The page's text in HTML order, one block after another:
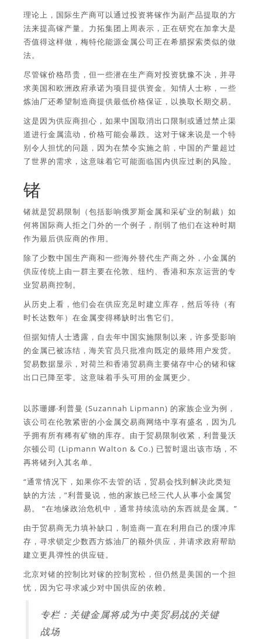
理论上，国际生产商可以通过投资将镓作为副产品提取的方
法来提高镓产量。力拓集团上周表示，正在研究在加拿大是
否值得这样做，梅特伦能源金属公司正在希腊探索类似的做
法。
尽管镓价格昂贵，但一些潜在生产商对投资犹豫不决，并寻
求美国和欧洲政府承诺为项目提供资金。知情人士称，一些
炼油厂还希望制造商提供最低价格保证，以换取长期交易。
这是因为供应商担心，如果中国取消出口限制或通过禁止渠
道进行金属流动，价格可能会暴跌。这对于镓来说是一个特
别令人担忧的问题，因为在禁令实施之前，中国的产量超过
了世界的需求，这意味着它可能面临国内供应过剩的风险。
锗
锗就是贸易限制（包括影响俄罗斯金属和采矿业的制裁）如
何将国际商人拒之门外的一个例子，削弱了他们在这种时期
作为最后供应商的作用。
除了少数中国生产商和一些海外替代生产商之外，小金属的
供应传统上由一群主要在伦敦、纽约、香港和东京运营的专
业贸易商控制。
从历史上看，他们会在供应充足时建立库存，然后等待（有
时长达数年）在金属变得稀缺时出售它们。
但据知情人士透露，自去年中国实施限制以来，许多受影响
的金属已被冻结，海关官员只批准向既定的最终用户发货。
贸易数据显示，对荷兰和香港贸易商主要储存中心的锗和镓
出口已降至零。这意味着手头可用的金属更少。
以苏珊娜·利普曼 (Suzannah Lipmann) 的家族企业为例，
该公司在伦敦紧密的小金属交易商网络中享有盛名，因为几
乎拥有所有稀有矿物的库存。由于贸易限制收紧，利普曼沃
尔顿公司 (Lipmann Walton & Co.) 已暂时退出该市场，不
再将锗列入其名单。
“通常情况下，如果你不去管的话，贸易会找到解决此类短
缺的方法，”利普曼说，他的家族已经三代人从事小金属贸
易。 “在地缘政治危机中，通常持续流动的东西就是金属。”
由于贸易商无力填补缺口，制造商一直在利用自己的缓冲库
存，寻求锁定少数西方炼油厂的额外供应，并请求政府帮助
建立更具弹性的供应链。
北京对锗的控制比对镓的控制宽松，但仍然是美国的一个担
忧，因为它寻求减少对中国供应的依赖。
专栏：关键金属将成为中美贸易战的关键
战场